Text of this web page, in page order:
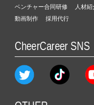
ベンチャー合同研修
人材紹
動画制作
採用代行
CheerCareer SNS